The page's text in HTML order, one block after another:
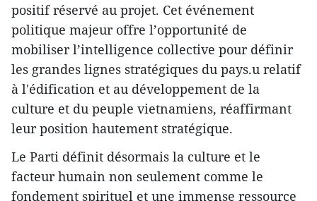
positif réservé au projet. Cet événement
politique majeur offre l’opportunité de
mobiliser l’intelligence collective pour définir
les grandes lignes stratégiques du pays.u relatif
à l'édification et au développement de la
culture et du peuple vietnamiens, réaffirmant
leur position hautement stratégique.
Le Parti définit désormais la culture et le
facteur humain non seulement comme le
fondement spirituel et une immense ressource